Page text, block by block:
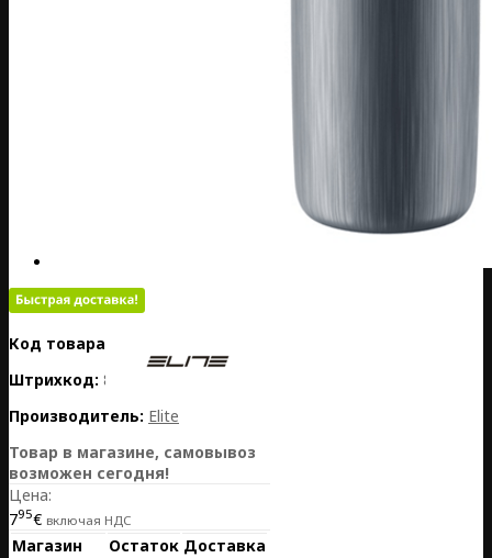
Код товара:
Штрихкод: 8020775042243
Производитель: Elite
Товар в магазине, самовывоз
возможен сегодня!
Цена:
795€ включая НДС
Магазин Остаток Доставка